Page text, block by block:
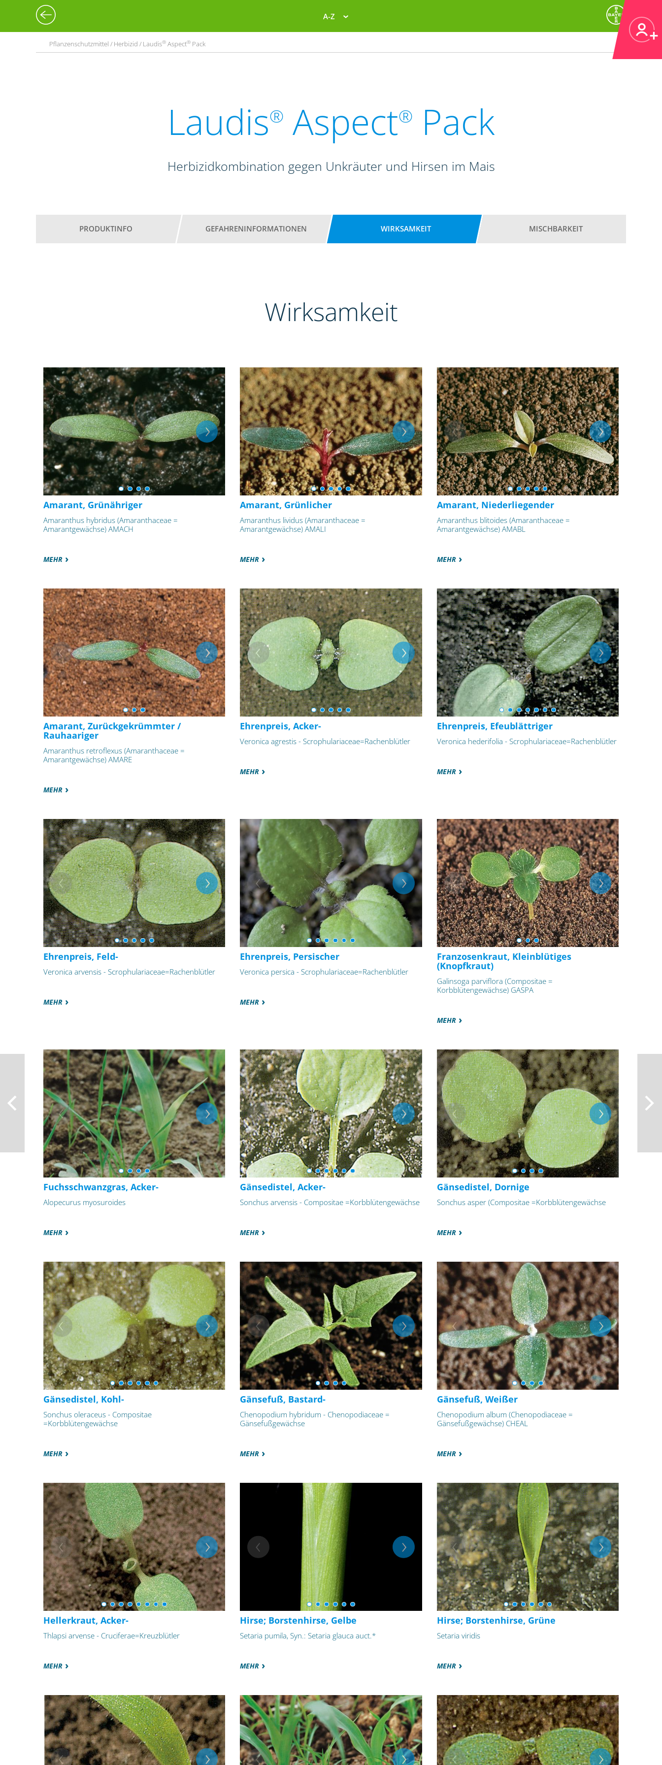
A-Z
Pflanzenschutzmittel / Herbizid / Laudis® Aspect® Pack
Laudis® Aspect® Pack
Herbizidkombination gegen Unkräuter und Hirsen im Mais
PRODUKTINFO GEFAHRENINFORMATIONEN WIRKSAMKEIT MISCHBARKEIT
Wirksamkeit
Amarant, Grünähriger
Amaranthus hybridus (Amaranthaceae =
Amarantgewächse) AMACH
MEHR
Amarant, Grünlicher
Amaranthus lividus (Amaranthaceae =
Amarantgewächse) AMALI
MEHR
Amarant, Niederliegender
Amaranthus blitoides (Amaranthaceae =
Amarantgewächse) AMABL
MEHR
Amarant, Zurückgekrümmter /
Rauhaariger
Amaranthus retroflexus (Amaranthaceae =
Amarantgewächse) AMARE
MEHR
Ehrenpreis, Acker-
Veronica agrestis - Scrophulariaceae=Rachenblütler
MEHR
Ehrenpreis, Efeublättriger
Veronica hederifolia - Scrophulariaceae=Rachenblütler
MEHR
Ehrenpreis, Feld-
Veronica arvensis - Scrophulariaceae=Rachenblütler
MEHR
Ehrenpreis, Persischer
Veronica persica - Scrophulariaceae=Rachenblütler
MEHR
Franzosenkraut, Kleinblütiges
(Knopfkraut)
Galinsoga parviflora (Compositae =
Korbblütengewächse) GASPA
MEHR
Fuchsschwanzgras, Acker-
Alopecurus myosuroides
MEHR
Gänsedistel, Acker-
Sonchus arvensis - Compositae =Korbblütengewächse
MEHR
Gänsedistel, Dornige
Sonchus asper (Compositae =Korbblütengewächse
MEHR
Gänsedistel, Kohl-
Sonchus oleraceus - Compositae
=Korbblütengewächse
MEHR
Gänsefuß, Bastard-
Chenopodium hybridum - Chenopodiaceae =
Gänsefußgewächse
MEHR
Gänsefuß, Weißer
Chenopodium album (Chenopodiaceae =
Gänsefußgewächse) CHEAL
MEHR
Hellerkraut, Acker-
Thlapsi arvense - Cruciferae=Kreuzblütler
MEHR
Hirse; Borstenhirse, Gelbe
Setaria pumila, Syn.: Setaria glauca auct.*
MEHR
Hirse; Borstenhirse, Grüne
Setaria viridis
MEHR